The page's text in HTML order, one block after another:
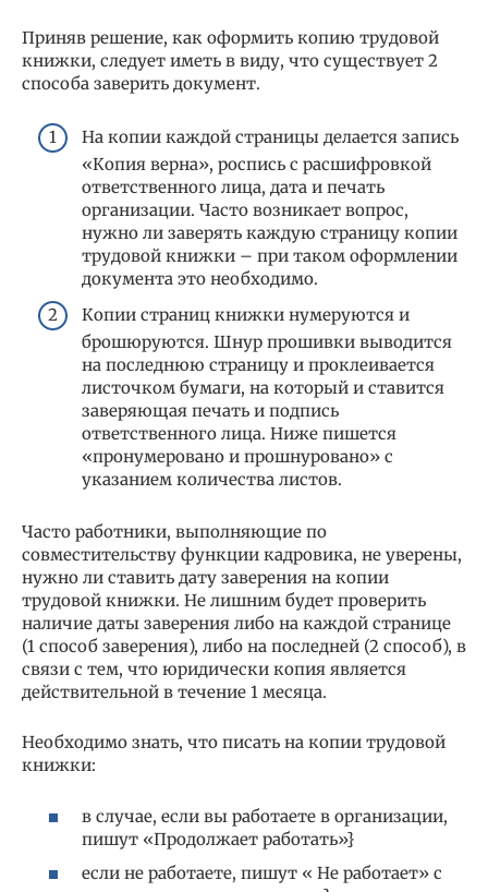
Приняв решение, как оформить копию трудовой
книжки, следует иметь в виду, что существует 2
способа заверить документ.
На копии каждой страницы делается запись
«Копия верна», роспись с расшифровкой
ответственного лица, дата и печать
организации. Часто возникает вопрос,
нужно ли заверять каждую страницу копии
трудовой книжки – при таком оформлении
документа это необходимо.
Копии страниц книжки нумеруются и
брошюруются. Шнур прошивки выводится
на последнюю страницу и проклеивается
листочком бумаги, на который и ставится
заверяющая печать и подпись
ответственного лица. Ниже пишется
«пронумеровано и прошнуровано» с
указанием количества листов.
Часто работники, выполняющие по
совместительству функции кадровика, не уверены,
нужно ли ставить дату заверения на копии
трудовой книжки. Не лишним будет проверить
наличие даты заверения либо на каждой странице
(1 способ заверения), либо на последней (2 способ), в
связи с тем, что юридически копия является
действительной в течение 1 месяца.
Необходимо знать, что писать на копии трудовой
книжки:
в случае, если вы работаете в организации,
пишут «Продолжает работать»}
если не работаете, пишут « Не работает» с